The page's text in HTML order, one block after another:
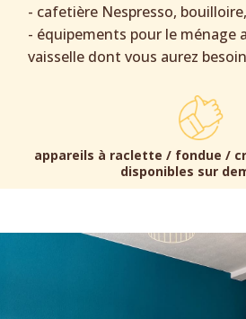
- cafetière Nespresso,
- équipements pour le ménage
vaisselle dont vous aurez besoin
appareils à raclette / fondue /
disponibles sur